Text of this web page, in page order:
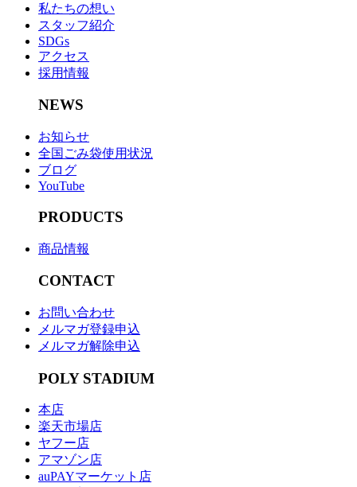
私たちの想い
スタッフ紹介
SDGs
アクセス
採用情報
NEWS
お知らせ
全国ごみ袋使用状況
ブログ
YouTube
PRODUCTS
商品情報
CONTACT
お問い合わせ
メルマガ登録申込
メルマガ解除申込
POLY STADIUM
本店
楽天市場店
ヤフー店
アマゾン店
auPAYマーケット店